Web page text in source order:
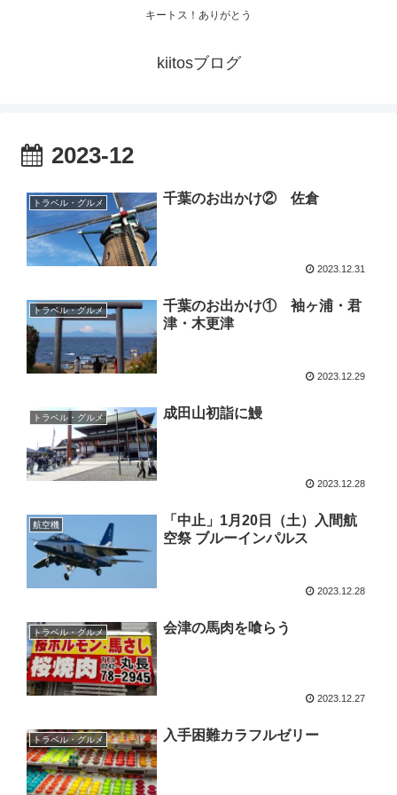
キートス！ありがとう
kiitosブログ
2023-12
トラベル・グルメ 千葉のお出かけ② 佐倉
2023.12.31
トラベル・グルメ
千葉のお出かけ① 袖ヶ浦・君
津・木更津
2023.12.29
トラベル・グルメ 成田山初詣に鰻
2023.12.28
航空機
「中止」1月20日（土）入間航
空祭 ブルーインパルス
2023.12.28
トラベル・グルメ 会津の馬肉を喰らう
2023.12.27
トラベル・グルメ 入手困難カラフルゼリー